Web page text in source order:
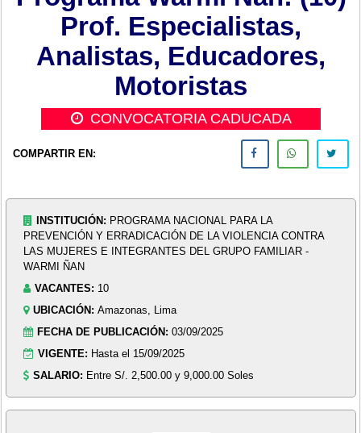
Prof. Especialistas,
Analistas, Educadores,
Motoristas
CONVOCATORIA CADUCADA
COMPARTIR EN:
INSTITUCIÓN: PROGRAMA NACIONAL PARA LA
PREVENCIÓN Y ERRADICACIÓN DE LA VIOLENCIA CONTRA
LAS MUJERES E INTEGRANTES DEL GRUPO FAMILIAR -
WARMI ÑAN
VACANTES: 10
UBICACIÓN: Amazonas, Lima
FECHA DE PUBLICACIÓN: 03/09/2025
VIGENTE: Hasta el 15/09/2025
SALARIO: Entre S/. 2,500.00 y 9,000.00 Soles